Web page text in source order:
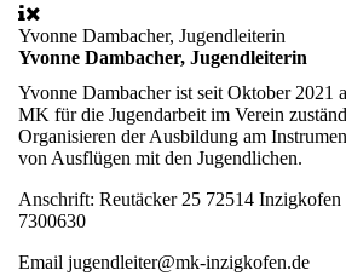
Yvonne Dambacher, Jugendleiterin
Yvonne Dambacher, Jugendleiterin
Yvonne Dambacher ist seit Oktober 2021
MK für die Jugendarbeit im Verein
Organisieren der Ausbildung am
von Ausflügen mit den Jugendlichen.
Anschrift: Reutäcker 25 72514
7300630
Email jugendleiter@mk-inzigkofen.de